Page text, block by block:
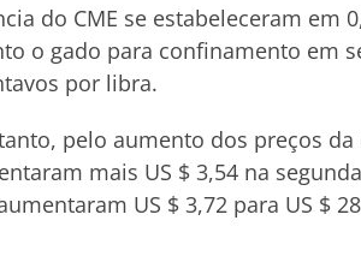
do CME se estabeleceram em
o gado para confinamento em
por libra.
pelo aumento dos preços da
mais US $ 3,54 na
US $ 3,72 para US $